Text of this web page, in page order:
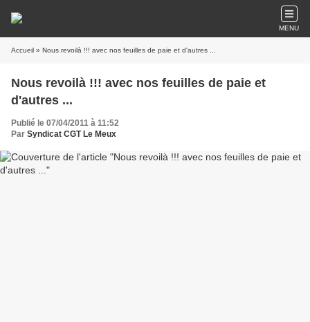
MENU
Accueil » Nous revoilà !!! avec nos feuilles de paie et d'autres ...
Nous revoilà !!! avec nos feuilles de paie et
d'autres ...
Publié le 07/04/2011 à 11:52
Par Syndicat CGT Le Meux